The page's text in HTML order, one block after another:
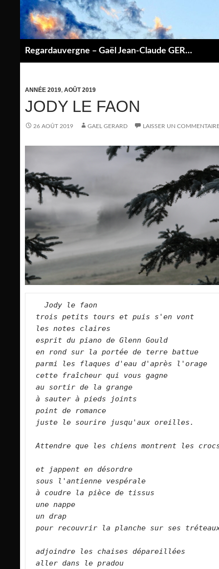
contenu
Regardauvergne – Gaël Jean-Claude GERARD
ANNÉE 2019, AOÛT 2019
JODY LE FAON
26 AOÛT 2019 GAEL GERARD LAISSER UN
Jody le faon
trois petits tours et puis s'en vont
les notes claires
esprit du piano de Glenn Gould
en rond sur la portée de terre battue
parmi les flaques d'eau d'après
cette fraîcheur qui vous gagne
au sortir de la grange
à sauter à pieds joints
point de romance
juste le sourire jusqu'aux oreilles.
Attendre que les chiens montrent les
et jappent en désordre
sous l'antienne vespérale
à coudre la pièce de tissus
une nappe
un drap
pour recouvrir la planche sur ses
adjoindre les chaises dépareillées
aller dans le pradou